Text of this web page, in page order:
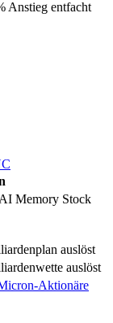
Anstieg entfacht
Memory Stock
auslöst
auslöst
Aktionäre